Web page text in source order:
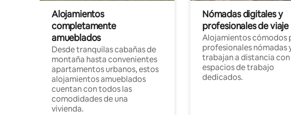
Alojamientos
completamente
amueblados
Desde tranquilas cabañas de
montaña hasta convenientes
apartamentos urbanos, estos
alojamientos amueblados
cuentan con todos las
comodidades de una
vivienda.
Nómadas digitales y
profesionales de viaje
Alojamientos cómodos
profesionales nómadas
trabajan a distancia
espacios de trabajo
dedicados.